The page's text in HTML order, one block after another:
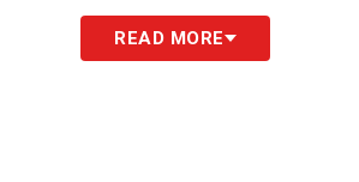
READ MORE